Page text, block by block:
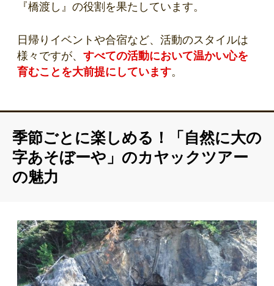
『橋渡し』の役割を果たしています。
日帰りイベントや合宿など、活動のスタイルは
様々ですが、 すべての活動において温かい心を
育むことを大前提にしています。
季節ごとに楽しめる！「自然に大の
字あそぼーや」のカヤックツアー
の魅力